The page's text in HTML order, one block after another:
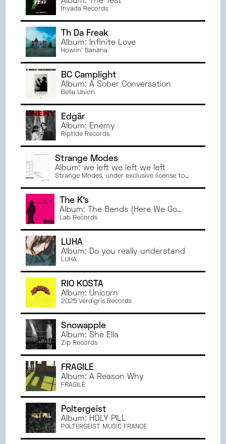
NOVEMBRE2024
OCTOBRE
SEPTEMBRE
2024
JUIN2024
MAI2024
AVRIL
MARS
2024
FÉVRIER2024
JANVIER2024
DÉCEMBRE2023
NOVEMBRE2023
OCTOBRE2023
SEPTEMBRE2023
JUIN
2023
AVRIL
2023
2023
FÉVRIER
JANVIER 2023
JUIN2022
MAI2022
AVRIL
MARS
2022
ORLÉANS
AMIENS
PARIS
ANGERS
Invada Records
Th Da Freak
Album: Infinite Love
Howlin' Banana
BC Camplight
Album: A Sober Conversation
Bella Union
Edgär
Album: Enemy
Riptide Records
Strange Modes
Album: we left we left we left
Strange Modes, under exclusive license to
The K's
Album: The Bends (Here We Go
Again)
Lab Records
LUHA
Album: Do you really understand
LUHA
RIO KOSTA
Album: Unicorn
2025 Verdigris Records
Snowapple
Album: She Ella
Zip Records
FRAGILE
Album: A Reason Why
FRAGILE
Poltergeist
Album: HOLY PILL
POLTERGEIST MUSIC FRANCE